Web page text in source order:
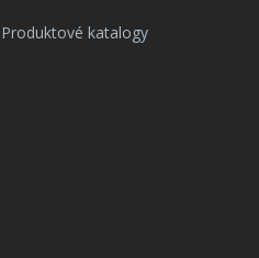
Produktové katalogy